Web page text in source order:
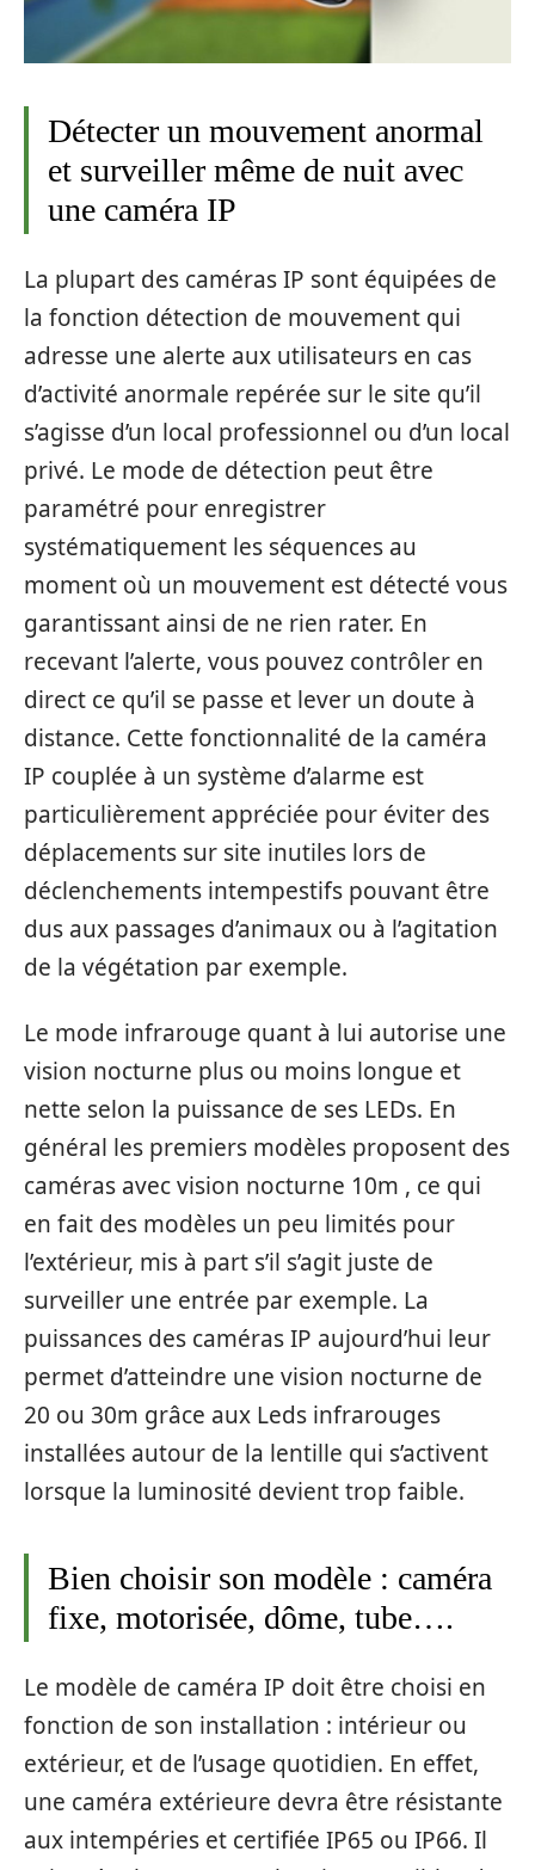
Détecter un mouvement anormal
et surveiller même de nuit avec
une caméra IP
La plupart des caméras IP sont équipées de
la fonction détection de mouvement qui
adresse une alerte aux utilisateurs en cas
d’activité anormale repérée sur le site qu’il
s’agisse d’un local professionnel ou d’un local
privé. Le mode de détection peut être
paramétré pour enregistrer
systématiquement les séquences au
moment où un mouvement est détecté vous
garantissant ainsi de ne rien rater. En
recevant l’alerte, vous pouvez contrôler en
direct ce qu’il se passe et lever un doute à
distance. Cette fonctionnalité de la caméra
IP couplée à un système d’alarme est
particulièrement appréciée pour éviter des
déplacements sur site inutiles lors de
déclenchements intempestifs pouvant être
dus aux passages d’animaux ou à l’agitation
de la végétation par exemple.
Le mode infrarouge quant à lui autorise une
vision nocturne plus ou moins longue et
nette selon la puissance de ses LEDs. En
général les premiers modèles proposent des
caméras avec vision nocturne 10m , ce qui
en fait des modèles un peu limités pour
l’extérieur, mis à part s’il s’agit juste de
surveiller une entrée par exemple. La
puissances des caméras IP aujourd’hui leur
permet d’atteindre une vision nocturne de
20 ou 30m grâce aux Leds infrarouges
installées autour de la lentille qui s’activent
lorsque la luminosité devient trop faible.
Bien choisir son modèle : caméra
fixe, motorisée, dôme, tube….
Le modèle de caméra IP doit être choisi en
fonction de son installation : intérieur ou
extérieur, et de l’usage quotidien. En effet,
une caméra extérieure devra être résistante
aux intempéries et certifiée IP65 ou IP66. Il